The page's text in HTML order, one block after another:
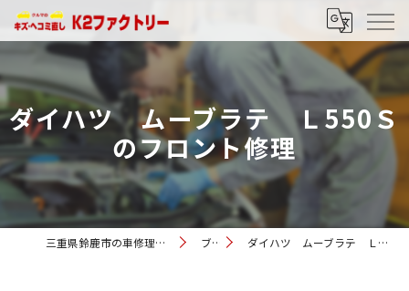
ダイハツ ムーブラテ Ｌ550Ｓ
のフロント修理
三重県鈴鹿市の車修理ならK2ファクトリー ブログ ダイハツ ムーブラテ Ｌ550Ｓのフロント修理